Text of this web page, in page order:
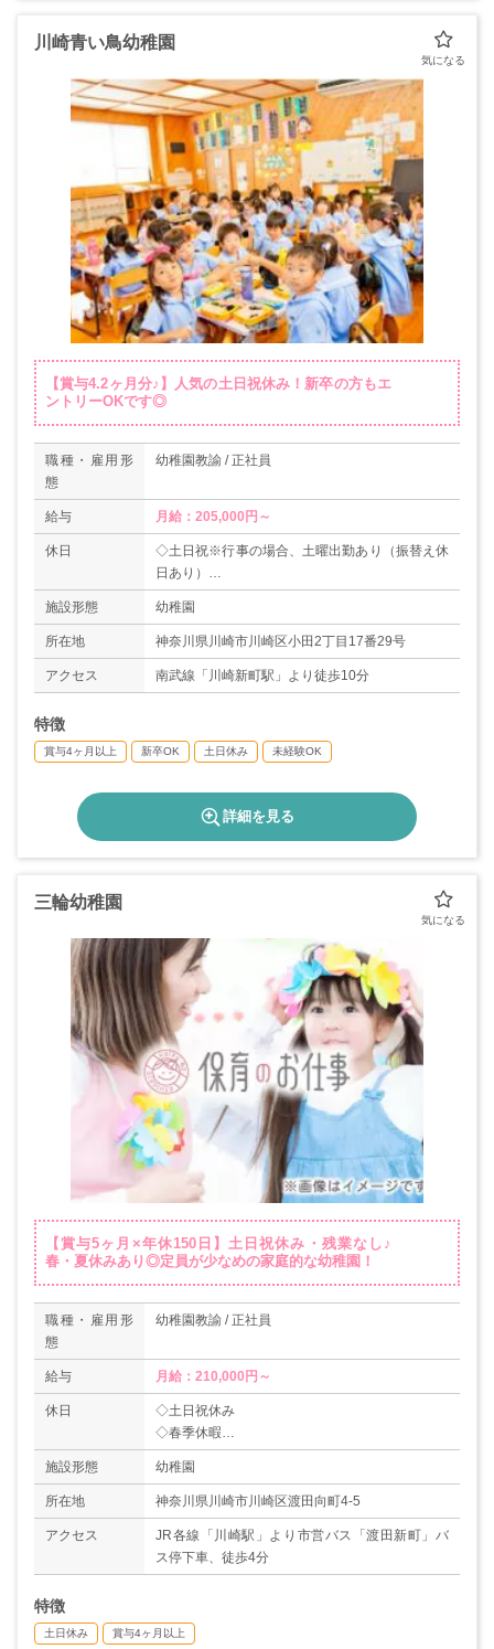
川崎青い鳥幼稚園
【賞与4.2ヶ月分♪】人気の土日祝休み！新卒の方もエ
ントリーOKです◎
職種・雇用形
態
幼稚園教諭 / 正社員
給与 月給：205,000円～
休日
◇土日祝※行事の場合、土曜出勤あり（振替え休
日あり）
◇夏季休暇（20～25日）
◇年末年始休暇
施設形態 幼稚園
所在地 神奈川県川崎市川崎区小田2丁目17番29号
アクセス 南武線「川崎新町駅」より徒歩10分
特徴
賞与4ヶ月以上 新卒OK 土日休み 未経験OK
詳細を見る
三輪幼稚園
【賞与5ヶ月×年休150日】土日祝休み・残業なし♪
春・夏休みあり◎定員が少なめの家庭的な幼稚園！
職種・雇用形
態
幼稚園教諭 / 正社員
給与 月給：210,000円～
休日
◇土日祝休み
◇春季休暇
◇夏季休暇
◇産前産後休暇
◇育児休暇
◇特別休暇
◇年末年始休暇
＊年間休日150日
施設形態 幼稚園
所在地 神奈川県川崎市川崎区渡田向町4-5
アクセス
JR各線「川崎駅」より市営バス「渡田新町」バ
ス停下車、徒歩4分
特徴
土日休み 賞与4ヶ月以上